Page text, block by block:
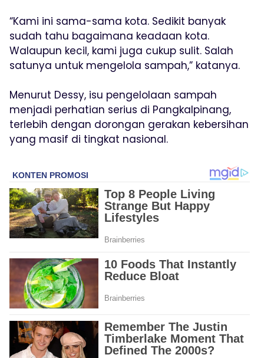
“Kami ini sama-sama kota. Sedikit banyak
sudah tahu bagaimana keadaan kota.
Walaupun kecil, kami juga cukup sulit. Salah
satunya untuk mengelola sampah,” katanya.
Menurut Dessy, isu pengelolaan sampah
menjadi perhatian serius di Pangkalpinang,
terlebih dengan dorongan gerakan kebersihan
yang masif di tingkat nasional.